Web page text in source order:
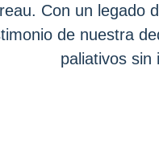
Con un legado
de nuestra
paliativos sin